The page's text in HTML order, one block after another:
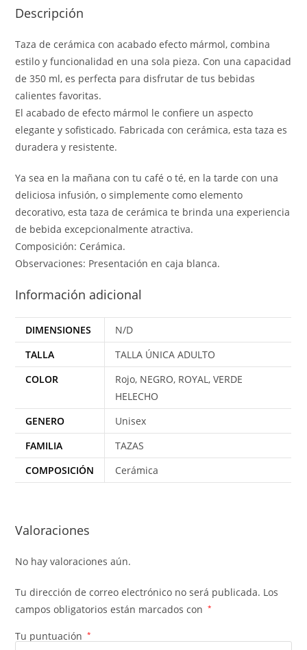
Descripción
Taza de cerámica con acabado efecto mármol, combina
estilo y funcionalidad en una sola pieza. Con una capacidad
de 350 ml, es perfecta para disfrutar de tus bebidas
calientes favoritas.
El acabado de efecto mármol le confiere un aspecto
elegante y sofisticado. Fabricada con cerámica, esta taza es
duradera y resistente.
Ya sea en la mañana con tu café o té, en la tarde con una
deliciosa infusión, o simplemente como elemento
decorativo, esta taza de cerámica te brinda una experiencia
de bebida excepcionalmente atractiva.
Composición: Cerámica.
Observaciones: Presentación en caja blanca.
Información adicional
DIMENSIONES
N/D
TALLA
TALLA ÚNICA ADULTO
COLOR
Rojo, NEGRO, ROYAL, VERDE
HELECHO
GENERO
Unisex
FAMILIA
TAZAS
COMPOSICIÓN
Cerámica
Valoraciones
No hay valoraciones aún.
Tu dirección de correo electrónico no será publicada. Los
campos obligatorios están marcados con
*
Tu puntuación *